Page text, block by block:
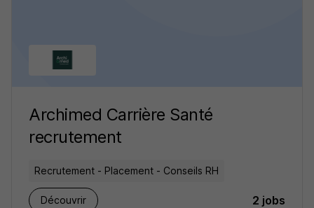
Archimed Carrière Santé
recrutement
Recrutement - Placement - Conseils RH
Découvrir 2 jobs